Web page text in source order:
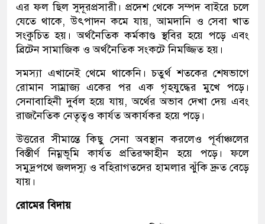
এর ফল ছিল সুদূরপ্রসারী। প্রদেশ থেকে সম্পদ বাইরে চলে
যেতে থাকে, উৎপাদন কমে যায়, আমদানি ও সেবা খাত
সংকুচিত হয়। অর্থনৈতিক কর্মকাণ্ড স্থবির হয়ে পড়ে এবং
ব্রিটেন সামাজিক ও অর্থনৈতিক সংকটে নিমজ্জিত হয়।
সমস্যা এখানেই থেমে থাকেনি। চতুর্থ শতকের শেষভাগে
রোমান সাম্রাজ্য একের পর এক গৃহযুদ্ধের মুখে পড়ে।
সেনাবাহিনী দুর্বল হয়ে যায়, অর্থের অভাব দেখা দেয় এবং
রাজনৈতিক নেতৃত্বও কার্যত অকার্যকর হয়ে পড়ে।
উত্তরের সীমান্তে কিছু সেনা অবস্থান করলেও পূর্বাঞ্চলের
বিস্তীর্ণ নিম্নভূমি কার্যত প্রতিরক্ষাহীন হয়ে পড়ে। ফলে
সমুদ্রপথে জলদস্যু ও বহিরাগতদের হামলার ঝুঁকি দ্রুত বেড়ে
যায়।
রোমের বিদায়